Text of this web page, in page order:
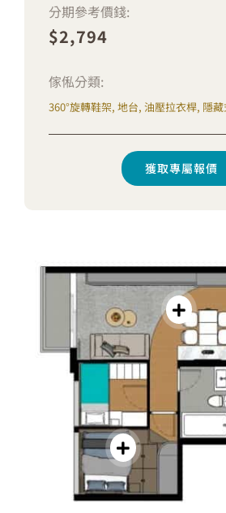
分期參考價錢:
$2,794
傢俬分類:
360°旋轉鞋架, 地台, 油壓拉衣桿, 隱
獲取專屬報價